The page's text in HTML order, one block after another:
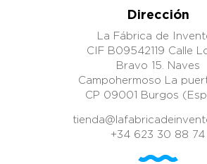
Dirección
La Fábrica de
CIF B09542119 Calle
Bravo 15. Naves
Campohermoso La
CP 09001 Burgos
+34 623 30 88 74